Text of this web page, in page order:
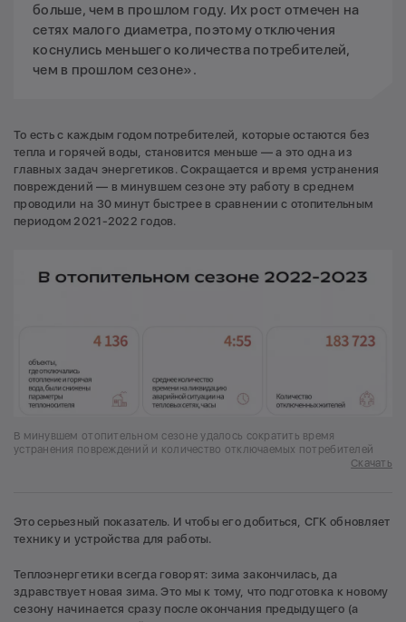
больше, чем в прошлом году. Их рост отмечен на
сетях малого диаметра, поэтому отключения
коснулись меньшего количества потребителей,
чем в прошлом сезоне».
То есть с каждым годом потребителей, которые остаются без
тепла и горячей воды, становится меньше — а это одна из
главных задач энергетиков. Сокращается и время устранения
повреждений — в минувшем сезоне эту работу в среднем
проводили на 30 минут быстрее в сравнении с отопительным
периодом 2021-2022 годов.
В минувшем отопительном сезоне удалось сократить время
устранения повреждений и количество отключаемых потребителей
Скачать
Это серьезный показатель. И чтобы его добиться, СГК обновляет
технику и устройства для работы.
Теплоэнергетики всегда говорят: зима закончилась, да
здравствует новая зима. Это мы к тому, что подготовка к новому
сезону начинается сразу после окончания предыдущего (а